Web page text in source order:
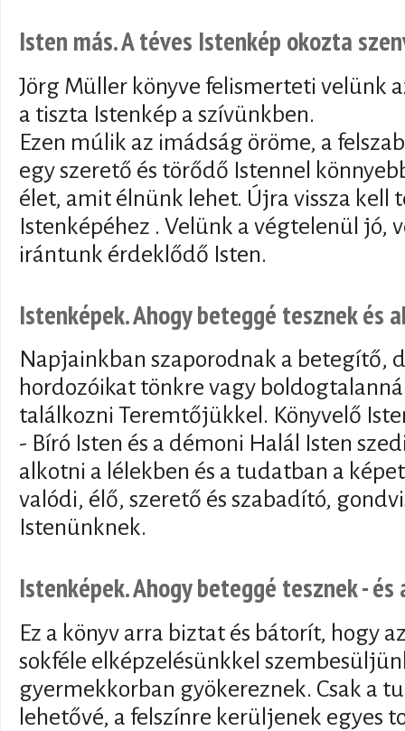
Isten más. A téves Istenkép okozta
Jörg Müller könyve felismerteti velünk
a tiszta Istenkép a szívünkben.
Ezen múlik az imádság öröme, a
egy szerető és törődő Istennel
élet, amit élnünk lehet. Újra vissza kell
Istenképéhez . Velünk a végtelenül jó,
irántunk érdeklődő Isten.
Istenképek. Ahogy beteggé tesznek és
Napjainkban szaporodnak a betegítő,
hordozóikat tönkre vagy
találkozni Teremtőjükkel. Könyvelő
- Bíró Isten és a démoni Halál Isten
alkotni a lélekben és a tudatban a
valódi, élő, szerető és szabadító,
Istenünknek.
Istenképek. Ahogy beteggé tesznek -
Ez a könyv arra biztat és bátorít, hogy
sokféle elképzelésünkkel
gyermekkorban gyökereznek. Csak a
lehetővé, a felszínre kerüljenek egyes